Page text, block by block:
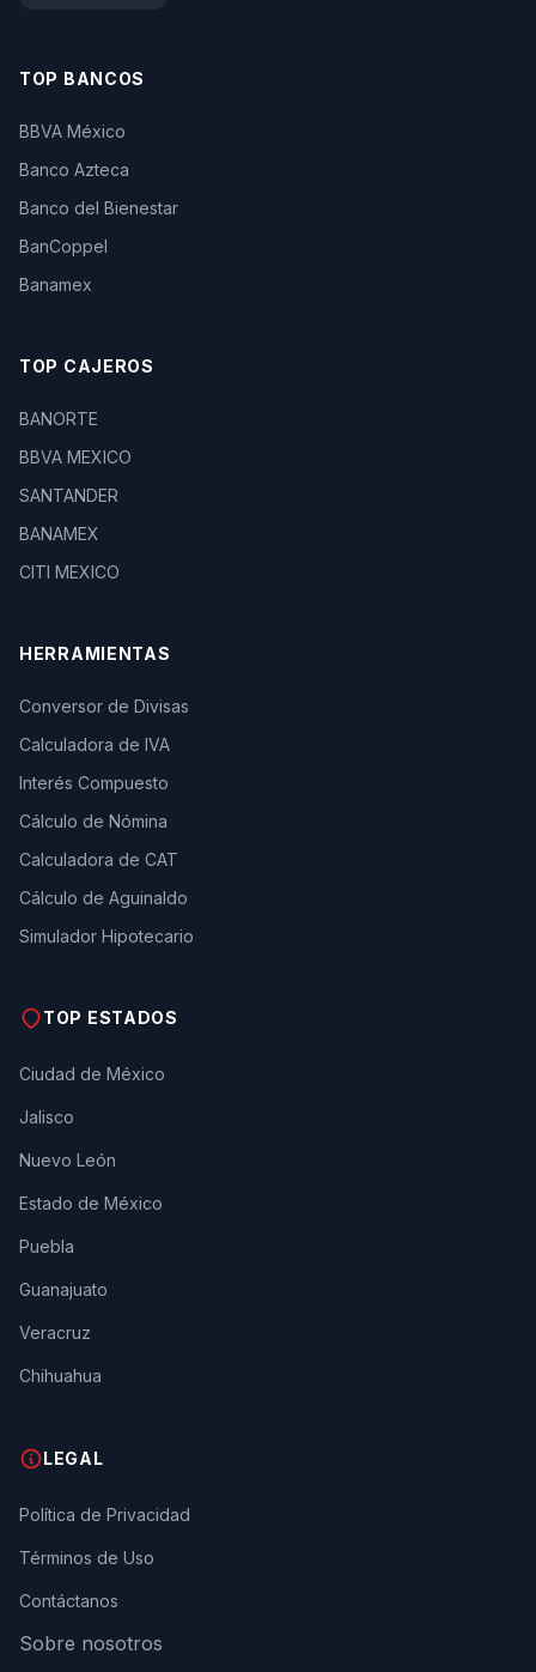
TOP BANCOS
BBVA México
Banco Azteca
Banco del Bienestar
BanCoppel
Banamex
TOP CAJEROS
BANORTE
BBVA MEXICO
SANTANDER
BANAMEX
CITI MEXICO
HERRAMIENTAS
Conversor de Divisas
Calculadora de IVA
Interés Compuesto
Cálculo de Nómina
Calculadora de CAT
Cálculo de Aguinaldo
Simulador Hipotecario
TOP ESTADOS
Ciudad de México
Jalisco
Nuevo León
Estado de México
Puebla
Guanajuato
Veracruz
Chihuahua
LEGAL
Política de Privacidad
Términos de Uso
Contáctanos
Sobre nosotros